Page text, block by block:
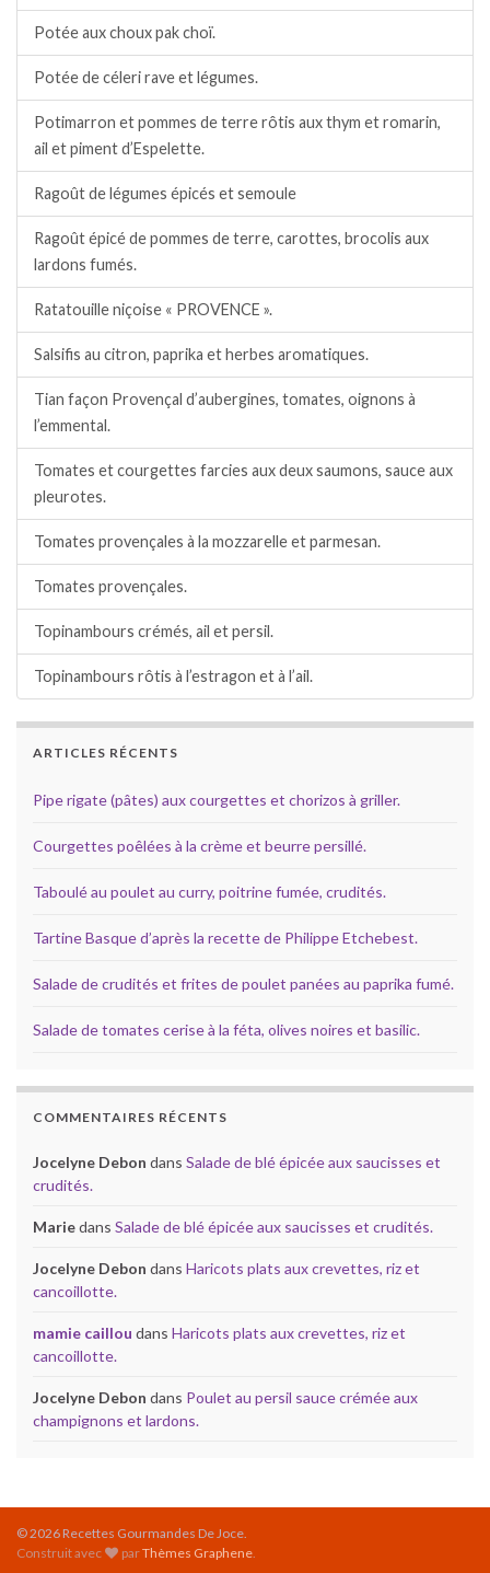
Potée aux choux pak choï.
Potée de céleri rave et légumes.
Potimarron et pommes de terre rôtis aux thym et romarin,
ail et piment d’Espelette.
Ragoût de légumes épicés et semoule
Ragoût épicé de pommes de terre, carottes, brocolis aux
lardons fumés.
Ratatouille niçoise « PROVENCE ».
Salsifis au citron, paprika et herbes aromatiques.
Tian façon Provençal d’aubergines, tomates, oignons à
l’emmental.
Tomates et courgettes farcies aux deux saumons, sauce aux
pleurotes.
Tomates provençales à la mozzarelle et parmesan.
Tomates provençales.
Topinambours crémés, ail et persil.
Topinambours rôtis à l’estragon et à l’ail.
ARTICLES RÉCENTS
Pipe rigate (pâtes) aux courgettes et chorizos à griller.
Courgettes poêlées à la crème et beurre persillé.
Taboulé au poulet au curry, poitrine fumée, crudités.
Tartine Basque d’après la recette de Philippe Etchebest.
Salade de crudités et frites de poulet panées au paprika fumé.
Salade de tomates cerise à la féta, olives noires et basilic.
COMMENTAIRES RÉCENTS
Jocelyne Debon dans Salade de blé épicée aux saucisses et
crudités.
Mariedans Salade de blé épicée aux saucisses et crudités.
Jocelyne Debon dans Haricots plats aux crevettes, riz et
cancoillotte.
mamie caillou dans Haricots plats aux crevettes, riz et
cancoillotte.
Jocelyne Debon dans Poulet au persil sauce crémée aux
champignons et lardons.
© 2026 Recettes Gourmandes De Joce.
Construit avec
parThèmes Graphene